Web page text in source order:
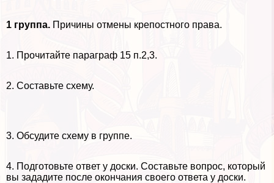
1 группа. Причины отмены крепостного права.
1. Прочитайте параграф 15 п.2,3.
2. Составьте схему.
3. Обсудите схему в группе.
4. Подготовьте ответ у доски. Составьте вопрос, который
вы зададите после окончания своего ответа у доски.